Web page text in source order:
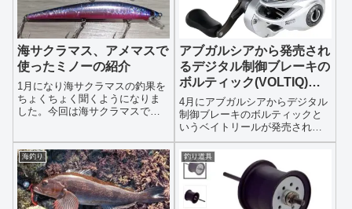
海サクラマス、アメマスで
使ったミノーの紹介
1月になり海サクラマスの釣果を
ちょくちょく聞くようになりま
した。今回は海サクラマスで使
いる手持ちの物と過去に使って
いた物です。(以下、海サクラと
略します)海サクラにおいてミノ
ーはどのよう...
アブガルシアから発売され
るデジタル制御ブレーキの
ボルティック(VOLTIQ)と
はなんだよ！？
4月にアブガルシアからデジタル
制御ブレーキのボルティックと
いうベイトリールが発売されま
す。アブの電子制御ブレーキと
かなんだよ・・・、て話しです
が本当になんなんでしょう。キ
ャストはストレスの無い新次元
へ！独自のアルゴリズムが電子
制御を変えるV...
海釣り 釣り道具